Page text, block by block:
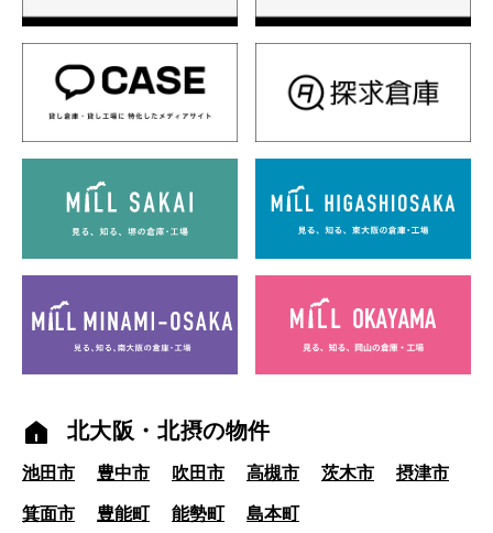
北大阪・北摂の物件
池田市 豊中市 吹田市 高槻市 茨木市 摂津市
箕面市 豊能町 能勢町 島本町